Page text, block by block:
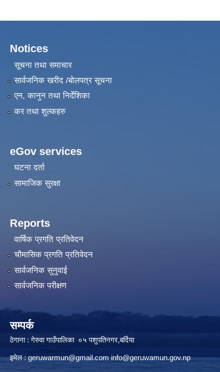
Notices
सूचना तथा समाचार
सार्वजनिक खरीद /बोलपत्र सूचना
एन, कानुन तथा निर्देशिका
कर तथा शुल्कहरु
eGov services
घटना दर्ता
सामाजिक सुरक्षा
Reports
वार्षिक प्रगति प्रतिवेदन
चौमासिक प्रगति प्रतिवेदन
सार्वजनिक सुनुवाई
सार्वजनिक परीक्षण
सम्पर्क
ठेगाना : गेरुवा गाउँपालिका ०५ पशुपतिनगर,बर्दिया
इमेल :geruwarmun@gmail.com info@geruwamun.gov.np